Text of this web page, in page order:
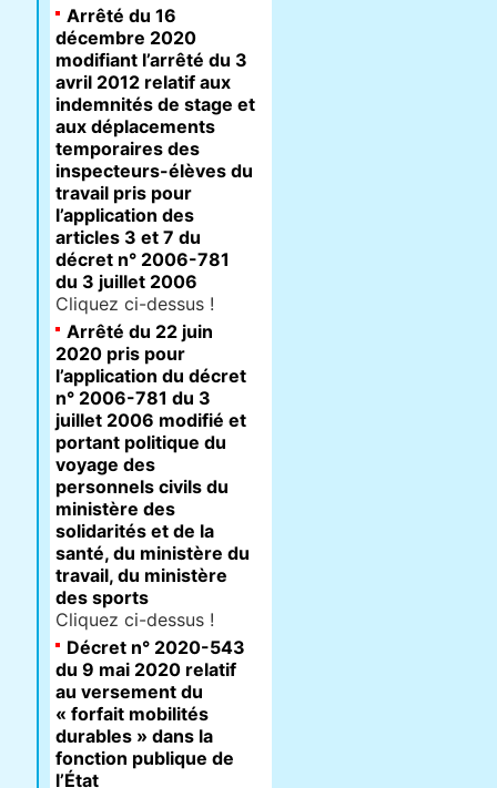
Arrêté du 16
décembre 2020
modifiant l’arrêté du 3
avril 2012 relatif aux
indemnités de stage et
aux déplacements
temporaires des
inspecteurs-élèves du
travail pris pour
l’application des
articles 3 et 7 du
décret n° 2006-781
du 3 juillet 2006
Cliquez ci-dessus !
Arrêté du 22 juin
2020 pris pour
l’application du décret
n° 2006-781 du 3
juillet 2006 modifié et
portant politique du
voyage des
personnels civils du
ministère des
solidarités et de la
santé, du ministère du
travail, du ministère
des sports
Cliquez ci-dessus !
Décret n° 2020-543
du 9 mai 2020 relatif
au versement du
« forfait mobilités
durables » dans la
fonction publique de
l’État